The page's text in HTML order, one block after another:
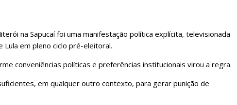
na Sapucaí foi uma manifestação política explícita, televisionada
em pleno ciclo pré-eleitoral.
conveniências políticas e preferências institucionais virou a regra.
em qualquer outro contexto, para gerar punição de